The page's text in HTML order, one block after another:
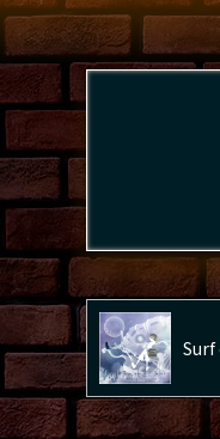
称号